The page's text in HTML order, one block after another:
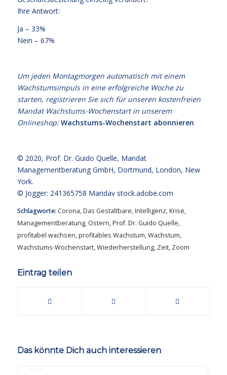
Ihre Antwort:
Ja – 33%
Nein – 67%
Um jeden Montagmorgen automatisch mit einem
Wachstumsimpuls in eine erfolgreiche Woche zu
starten, registrieren Sie sich für unseren kostenfreien
Mandat Wachstums-Wochenstart in unserem
Onlineshop:Wachstums-Wochenstart abonnieren
© 2020, Prof. Dr. Guido Quelle, Mandat
Managementberatung GmbH, Dortmund, London, New
York.
© Jogger: 241365758 Maridav stock.adobe.com
Schlagworte: Corona,Das Gestaltbare,Intelligenz,Krise,
Managementberatung, Ostern,Prof. Dr. Guido Quelle,
profitabel wachsen,profitables Wachstum,Wachstum,
Wachstums-Wochenstart,Wiederherstellung, Zeit, Zoom
Eintrag teilen
Das könnte Dich auch interessieren